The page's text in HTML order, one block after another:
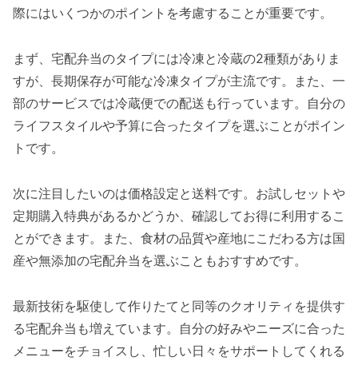
際にはいくつかのポイントを考慮することが重要です。
まず、宅配弁当のタイプには冷凍と冷蔵の2種類がありま
すが、長期保存が可能な冷凍タイプが主流です。また、一
部のサービスでは冷蔵便での配送も行っています。自分の
ライフスタイルや予算に合ったタイプを選ぶことがポイン
トです。
次に注目したいのは価格設定と送料です。お試しセットや
定期購入特典があるかどうか、確認してお得に利用するこ
とができます。また、食材の品質や産地にこだわる方は国
産や無添加の宅配弁当を選ぶこともおすすめです。
最新技術を駆使して作りたてと同等のクオリティを提供す
る宅配弁当も増えています。自分の好みやニーズに合った
メニューをチョイスし、忙しい日々をサポートしてくれる